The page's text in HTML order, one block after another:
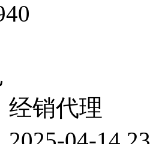
40
经销代理